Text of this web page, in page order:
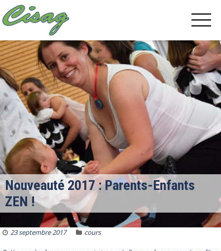
Nouveauté 2017 : Parents-Enfants
ZEN !
23 septembre 2017 cours